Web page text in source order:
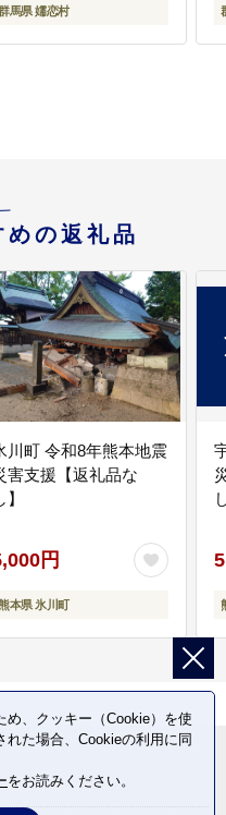
ローリングストック
馬県 嬬恋村
の返礼品
川町 令和8年熊本地震
害支援【返礼品な
】
円
本県 氷川町
め、クッキー（Cookie）を使
た場合、Cookieの利用に同
をお読みください。